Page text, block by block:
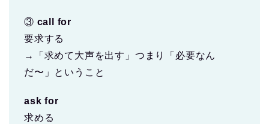
③ call for
要求する
→「求めて大声を出す」つまり「必要なん
だ〜」ということ
ask for
求める